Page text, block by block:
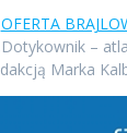
OFERTA
–
Marka